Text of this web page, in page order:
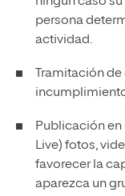
persona
actividad.
Tramitación
Publicación en
Live) fotos,
favorecer la
aparezca un